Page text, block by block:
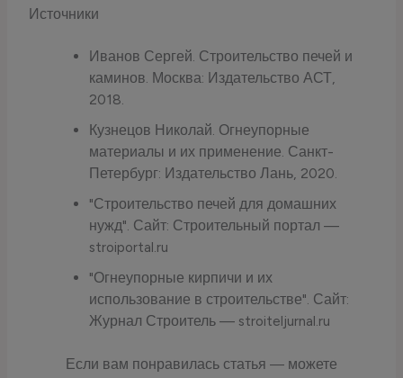
Источники
Иванов Сергей. Строительство печей и
каминов. Москва: Издательство АСТ,
2018.
Кузнецов Николай. Огнеупорные
материалы и их применение. Санкт-
Петербург: Издательство Лань, 2020.
"Строительство печей для домашних
нужд". Сайт: Строительный портал —
stroiportal.ru
"Огнеупорные кирпичи и их
использование в строительстве". Сайт:
Журнал Строитель — stroiteljurnal.ru
Если вам понравилась статья — можете